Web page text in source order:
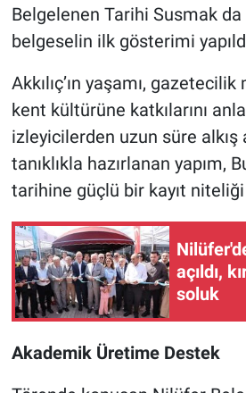
Belgelenen Tarihi Susmak da
belgeselin ilk gösterimi
Akkılıç’ın yaşamı,
kent kültürüne katkılarını
izleyicilerden uzun süre alkış
tanıklıkla hazırlanan yapım,
tarihine güçlü bir kayıt niteliği
açıldı,
soluk
Akademik Üretime Destek